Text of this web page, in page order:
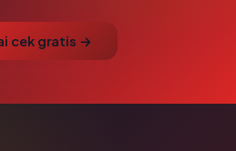
cek gratis →